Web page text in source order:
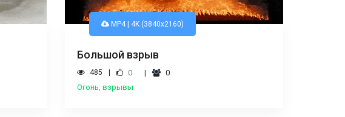
MP4 | 4K (3840x2160)
Большой взрыв
485 0
0
Огонь, взрывы